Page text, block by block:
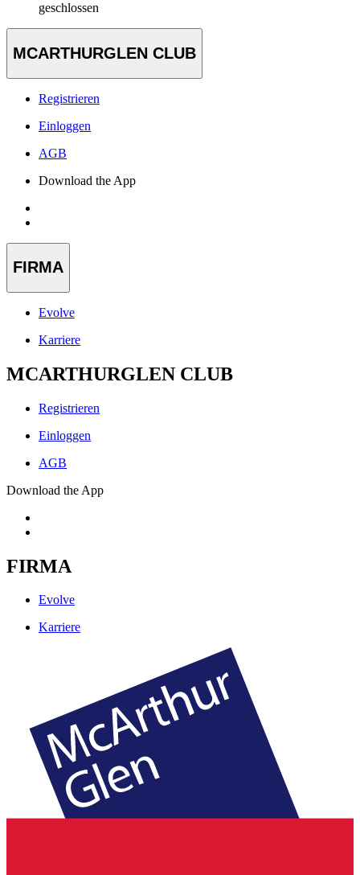
geschlossen
MCARTHURGLEN CLUB
Registrieren
Einloggen
AGB
Download the App
FIRMA
Evolve
Karriere
MCARTHURGLEN CLUB
Registrieren
Einloggen
AGB
Download the App
FIRMA
Evolve
Karriere